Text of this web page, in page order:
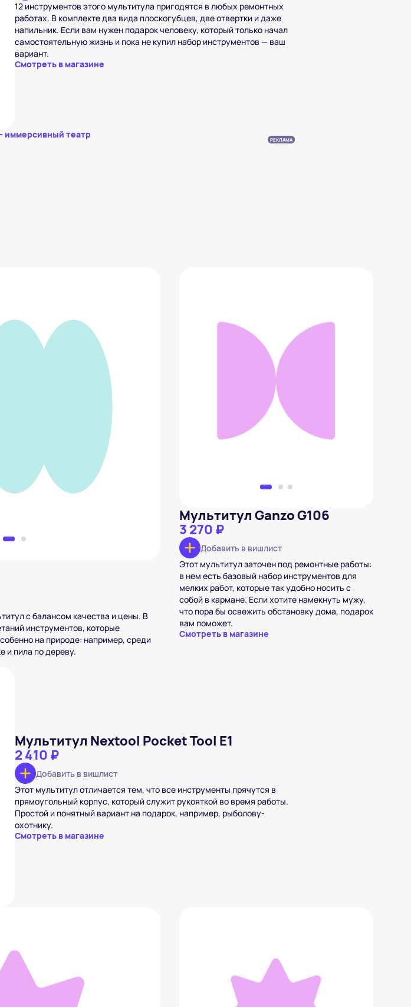
12 инструментов этого мультитула пригодятся в любых ремонтных
работах. В комплекте два вида плоскогубцев, две отвертки и даже
напильник. Если вам нужен подарок человеку, который только начал
самостоятельную жизнь и пока не купил набор инструментов — ваш
вариант.
Смотреть в магазине
РЕКЛАМА
с балансом качества и цены. В
инструментов, которые
на природе: например, среди
и пила по дереву.
Мультитул Ganzo G106
3 270 ₽
Добавить в вишлист
Мультитул Ganzo G106
3 270 ₽
Добавить в вишлист
Этот мультитул заточен под ремонтные работы:
в нем есть базовый набор инструментов для
мелких работ, которые так удобно носить с
собой в кармане. Если хотите намекнуть мужу,
что пора бы освежить обстановку дома, подарок
вам поможет.
Смотреть в магазине
Мультитул Nextool Pocket Tool E1
2 410 ₽
Добавить в вишлист
Этот мультитул отличается тем, что все инструменты прячутся в
прямоугольный корпус, который служит рукояткой во время работы.
Простой и понятный вариант на подарок, например, рыболову-
охотнику.
Смотреть в магазине